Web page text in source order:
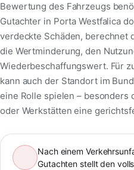
Bewertung des Fahrzeugs
Gutachter in Porta Westfalica
verdeckte Schäden, berechnet
die Wertminderung, den
Wiederbeschaffungswert. Für
kann auch der Standort im
eine Rolle spielen – besonders
oder Werkstätten eine
Nach einem
Gutachten stellt den